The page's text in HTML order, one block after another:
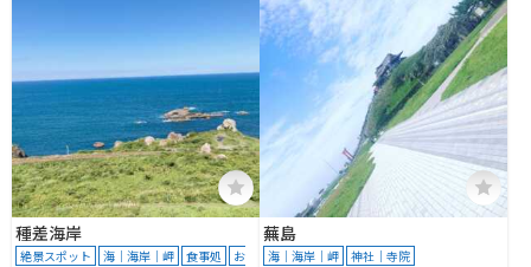
種差海岸
絶景スポット 海｜海岸｜岬 食事処
お
蕪島
海｜海岸｜岬 神社｜寺院